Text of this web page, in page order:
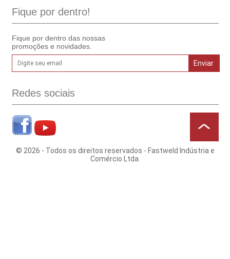
Fique por dentro!
Fique por dentro das nossas
promoções e novidades.
Redes sociais
© 2026 - Todos os direitos reservados - Fastweld Indústria e
Comércio Ltda.